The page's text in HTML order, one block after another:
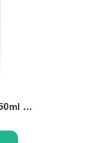
【累計販売15000本突破】 ディオール ハンドクリーム 50ml Dior ハンドクリーム クリスチャン・ディオール 正規品 高級 プレゼント 女性 誕生日 女友達 ギフト ディオールハンドクリーム diorハンドクリーム ハンドケア 人気